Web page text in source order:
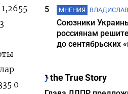
0
5
МНЕНИЯ
Союзники
россиянам
до сентябрьских